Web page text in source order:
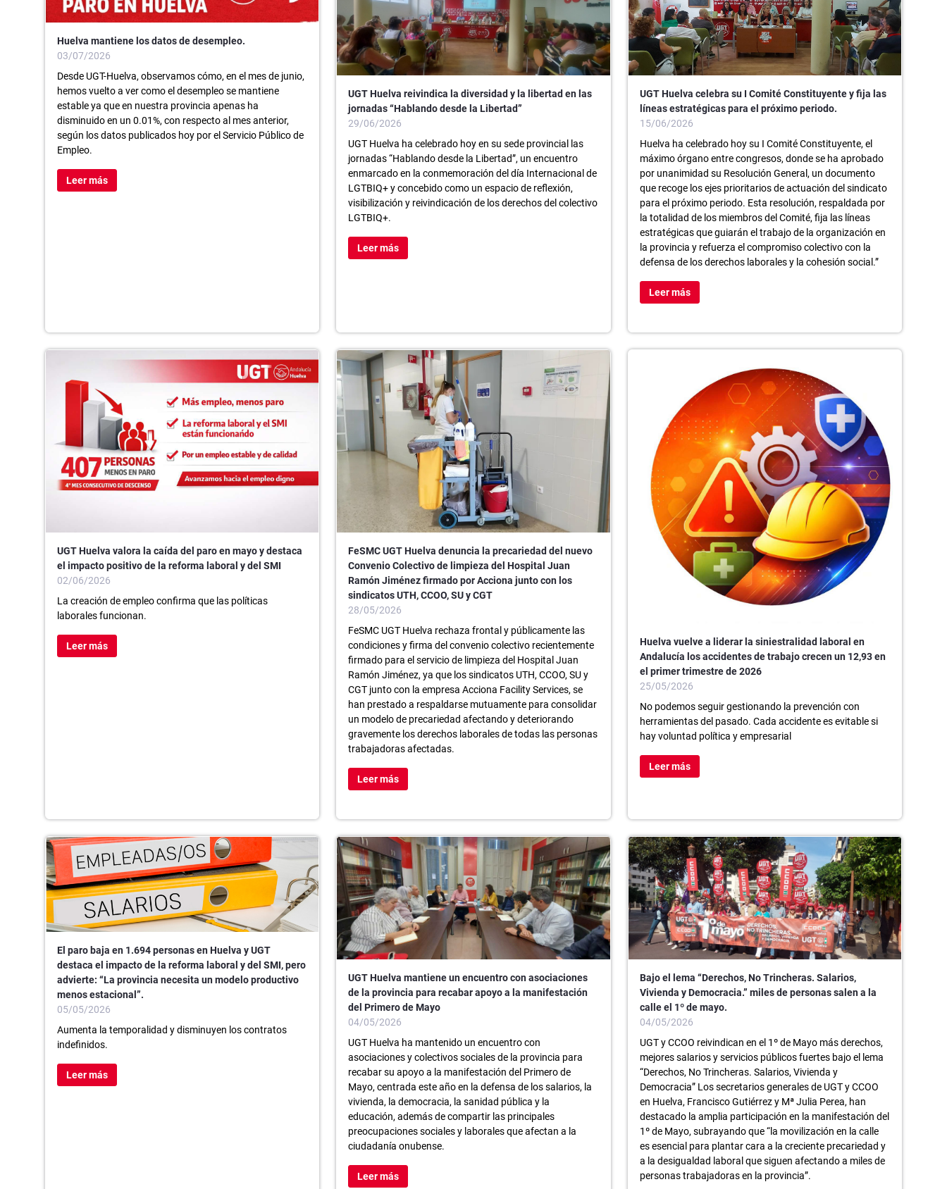
Huelva mantiene los datos de desempleo.
03/07/2026
Desde UGT-Huelva, observamos cómo, en el mes de junio,
hemos vuelto a ver como el desempleo se mantiene
estable ya que en nuestra provincia apenas ha
disminuido en un 0.01%, con respecto al mes anterior,
según los datos publicados hoy por el Servicio Público de
Empleo.
Leer más
UGT Huelva reivindica la diversidad y la libertad en las
jornadas “Hablando desde la Libertad”
29/06/2026
UGT Huelva ha celebrado hoy en su sede provincial las
jornadas “Hablando desde la Libertad”, un encuentro
enmarcado en la conmemoración del día Internacional de
LGTBIQ+ y concebido como un espacio de reflexión,
visibilización y reivindicación de los derechos del colectivo
LGTBIQ+.
Leer más
UGT Huelva celebra su I Comité Constituyente y fija las
líneas estratégicas para el próximo periodo.
15/06/2026
Huelva ha celebrado hoy su I Comité Constituyente, el
máximo órgano entre congresos, donde se ha aprobado
por unanimidad su Resolución General, un documento
que recoge los ejes prioritarios de actuación del sindicato
para el próximo periodo. Esta resolución, respaldada por
la totalidad de los miembros del Comité, fija las líneas
estratégicas que guiarán el trabajo de la organización en
la provincia y refuerza el compromiso colectivo con la
defensa de los derechos laborales y la cohesión social.”
Leer más
UGT Huelva valora la caída del paro en mayo y destaca
el impacto positivo de la reforma laboral y del SMI
02/06/2026
La creación de empleo confirma que las políticas
laborales funcionan.
Leer más
FeSMC UGT Huelva denuncia la precariedad del nuevo
Convenio Colectivo de limpieza del Hospital Juan
Ramón Jiménez firmado por Acciona junto con los
sindicatos UTH, CCOO, SU y CGT
28/05/2026
FeSMC UGT Huelva rechaza frontal y públicamente las
condiciones y firma del convenio colectivo recientemente
firmado para el servicio de limpieza del Hospital Juan
Ramón Jiménez, ya que los sindicatos UTH, CCOO, SU y
CGT junto con la empresa Acciona Facility Services, se
han prestado a respaldarse mutuamente para consolidar
un modelo de precariedad afectando y deteriorando
gravemente los derechos laborales de todas las personas
trabajadoras afectadas.
Leer más
Huelva vuelve a liderar la siniestralidad laboral en
Andalucía los accidentes de trabajo crecen un 12,93 en
el primer trimestre de 2026
25/05/2026
No podemos seguir gestionando la prevención con
herramientas del pasado. Cada accidente es evitable si
hay voluntad política y empresarial
Leer más
El paro baja en 1.694 personas en Huelva y UGT
destaca el impacto de la reforma laboral y del SMI, pero
advierte: “La provincia necesita un modelo productivo
menos estacional”.
05/05/2026
Aumenta la temporalidad y disminuyen los contratos
indefinidos.
Leer más
UGT Huelva mantiene un encuentro con asociaciones
de la provincia para recabar apoyo a la manifestación
del Primero de Mayo
04/05/2026
UGT Huelva ha mantenido un encuentro con
asociaciones y colectivos sociales de la provincia para
recabar su apoyo a la manifestación del Primero de
Mayo, centrada este año en la defensa de los salarios, la
vivienda, la democracia, la sanidad pública y la
educación, además de compartir las principales
preocupaciones sociales y laborales que afectan a la
ciudadanía onubense.
Leer más
Bajo el lema “Derechos, No Trincheras. Salarios,
Vivienda y Democracia.” miles de personas salen a la
calle el 1º de mayo.
04/05/2026
UGT y CCOO reivindican en el 1º de Mayo más derechos,
mejores salarios y servicios públicos fuertes bajo el lema
“Derechos, No Trincheras. Salarios, Vivienda y
Democracia” Los secretarios generales de UGT y CCOO
en Huelva, Francisco Gutiérrez y Mª Julia Perea, han
destacado la amplia participación en la manifestación del
1º de Mayo, subrayando que “la movilización en la calle
es esencial para plantar cara a la creciente precariedad y
a la desigualdad laboral que siguen afectando a miles de
personas trabajadoras en la provincia”.